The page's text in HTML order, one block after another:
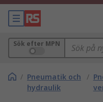
Sök efter MPN
/ Pneumatik och
hydraulik
/